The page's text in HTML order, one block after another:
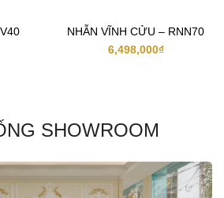
NHẪN VĨNH CỬU – RNN70
6,498,000₫
SHOWROOM